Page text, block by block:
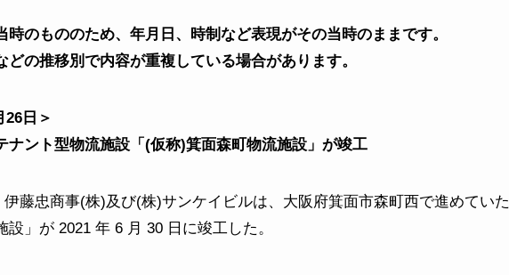
のもののため、年月日、時制など表現がその当時のままです。
の推移別で内容が重複している場合があります。
日＞
ント型物流施設「(仮称)箕面森町物流施設」が竣工
藤忠商事(株)及び(株)サンケイビルは、大阪府箕面市森町西で進めていた
設」が 2021 年 6 月 30 日に竣工した。